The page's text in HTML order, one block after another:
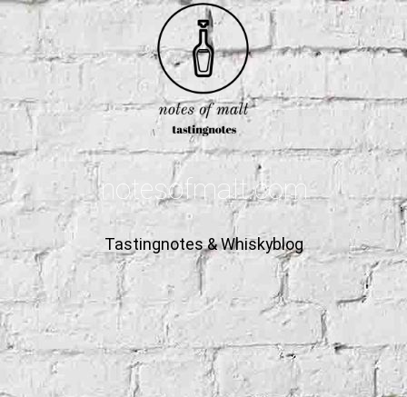
notesofmalt.com
Tastingnotes & Whiskyblog